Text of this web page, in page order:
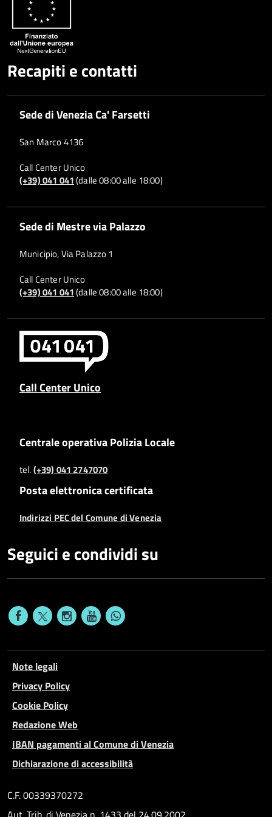
Recapiti e contatti
Sede di Venezia Ca' Farsetti
San Marco 4136
Call Center Unico
(+39) 041 041(dalle 08:00 alle 18:00)
Sede di Mestre via Palazzo
Municipio, Via Palazzo 1
Call Center Unico
(+39) 041 041(dalle 08:00 alle 18:00)
Call Center Unico
Centrale operativa Polizia Locale
tel.(+39) 041 2747070
Posta elettronica certificata
Indirizzi PEC del Comune di Venezia
Seguici e condividi su
Note legali
Privacy Policy
Cookie Policy
Redazione Web
IBAN pagamenti al Comune di Venezia
Dichiarazione di accessibilità
C.F. 00339370272